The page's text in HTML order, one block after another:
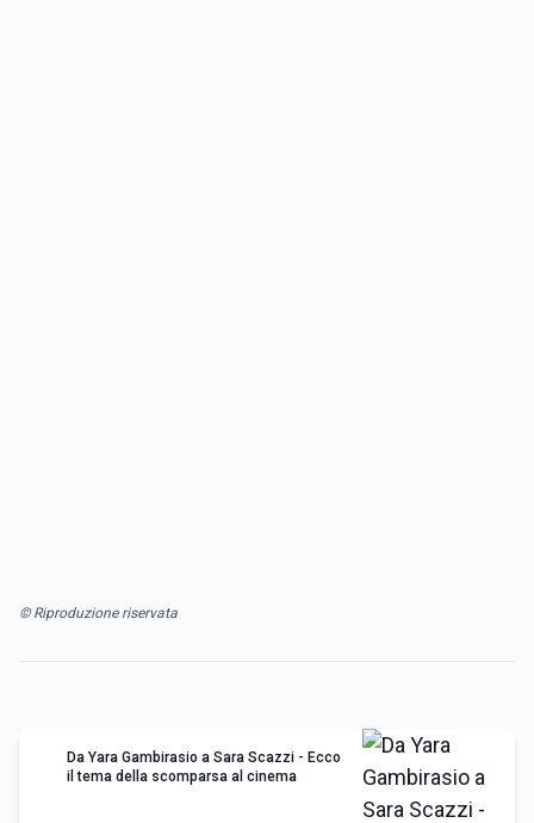
© Riproduzione riservata
Da Yara Gambirasio a Sara Scazzi - Ecco
il tema della scomparsa al cinema